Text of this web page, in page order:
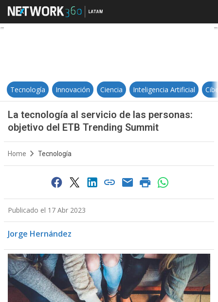
La tecnología al servicio de las
Tecnología Innovación Ciencia Inteligencia Artificial
La tecnología al servicio de las personas:
objetivo del ETB Trending Summit
Home Tecnología
Publicado el 17 Abr 2023
Jorge Hernández